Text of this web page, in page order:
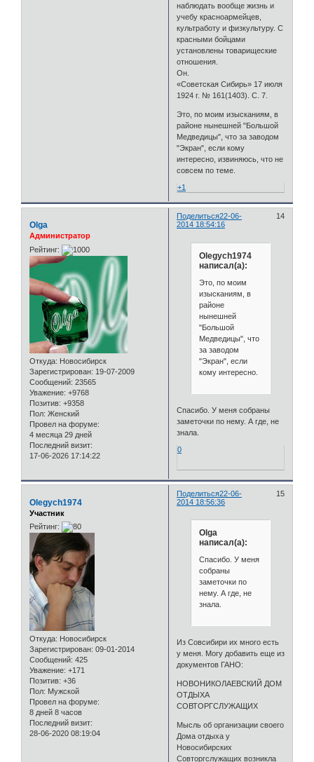
наблюдать вообще жизнь и
учебу красноармейцев,
культработу и физкультуру. С
красными бойцами
установлены товарищеские
отношения.
Он.
«Советская Сибирь» 17 июля
1924 г. № 161(1403). С. 7.
Это, по моим изысканиям, в
районе нынешней "Большой
Медведицы", что за заводом
"Экран", если кому
интересно, извиняюсь, что не
совсем по теме.
+1
Поделиться 14
22-06-
2014 18:54:16
Olga
Администратор
Рейтинг:
Откуда: Новосибирск
Зарегистрирован: 19-07-2009
Сообщений: 23565
Уважение: +9768
Позитив: +9358
Пол: Женский
Провел на форуме:
4 месяца 29 дней
Последний визит:
17-06-2026 17:14:22
Olegych1974
написал(а):
Это, по моим
изысканиям, в
районе
нынешней
"Большой
Медведицы", что
за заводом
"Экран", если
кому интересно.
Спасибо. У меня собраны
заметочки по нему. А где, не
знала.
0
Поделиться 15
22-06-
2014 18:56:36
Olegych1974
Участник
Рейтинг:
Откуда: Новосибирск
Зарегистрирован: 09-01-2014
Сообщений: 425
Уважение: +171
Позитив: +36
Пол: Мужской
Провел на форуме:
8 дней 8 часов
Последний визит:
28-06-2020 08:19:04
Olga
написал(а):
Спасибо. У меня
собраны
заметочки по
нему. А где, не
знала.
Из Совсибири их много есть
у меня. Могу добавить еще из
документов ГАНО:
НОВОНИКОЛАЕВСКИЙ ДОМ
ОТДЫХА
СОВТОРГСЛУЖАЩИХ
Мысль об организации своего
Дома отдыха у
Новосибирских
Совторгслужащих возникла